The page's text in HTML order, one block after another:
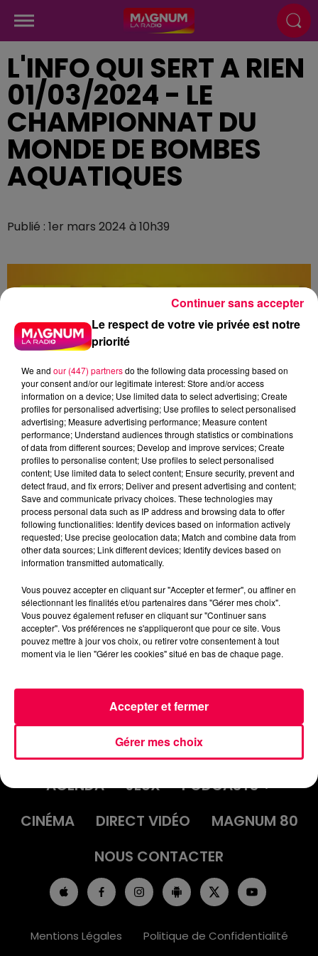
L'INFO QUI SERT A RIEN
01/03/2024 - LE
CHAMPIONNAT DU
MONDE DE BOMBES
AQUATIQUES
Publié : 1er mars 2024 à 10h39
podcasts/2024/03/IQSAR-du-vendredi-1er-
mars.mp3
INFOS
EMISSIONS
AGENDA
JEUX
PODCASTS
CINÉMA
DIRECT VIDÉO
MAGNUM 80
NOUS CONTACTER
Mentions Légales Politique de Confidentialité
Le respect de votre vie privée est notre
priorité
We and our (447) partnersdo the following data processing based on
your consent and/or our legitimate interest: Store and/or access
information on a device; Use limited data to select advertising; Create
profiles for personalised advertising; Use profiles to select personalised
advertising; Measure advertising performance; Measure content
performance; Understand audiences through statistics or combinations
of data from different sources; Develop and improve services; Create
profiles to personalise content; Use profiles to select personalised
content; Use limited data to select content; Ensure security, prevent and
detect fraud, and fix errors; Deliver and present advertising and content;
Save and communicate privacy choices. These technologies may
process personal data such as IP address and browsing data to offer
following functionalities: Identify devices based on information actively
requested; Use precise geolocation data; Match and combine data from
other data sources; Link different devices; Identify devices based on
information transmitted automatically.
Vous pouvez accepter en cliquant sur "Accepter et fermer", ou affiner en
sélectionnant les finalités et/ou partenaires dans "Gérer mes choix".
Vous pouvez également refuser en cliquant sur "Continuer sans
accepter". Vos préférences ne s'appliqueront que pour ce site. Vous
pouvez mettre à jour vos choix, ou retirer votre consentement à tout
moment via le lien "Gérer les cookies" situé en bas de chaque page.
Gérer mes choix
Accepter et fermer
Continuer sans accepter